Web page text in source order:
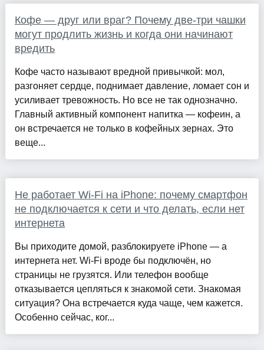
Кофе — друг или враг? Почему две-три чашки
могут продлить жизнь и когда они начинают
вредить
Кофе часто называют вредной привычкой: мол,
разгоняет сердце, поднимает давление, ломает сон и
усиливает тревожность. Но все не так однозначно.
Главный активный компонент напитка — кофеин, а
он встречается не только в кофейных зернах. Это
веще...
Не работает Wi-Fi на iPhone: почему смартфон
не подключается к сети и что делать, если нет
интернета
Вы приходите домой, разблокируете iPhone — а
интернета нет. Wi-Fi вроде бы подключён, но
страницы не грузятся. Или телефон вообще
отказывается цепляться к знакомой сети. Знакомая
ситуация? Она встречается куда чаще, чем кажется.
Особенно сейчас, ког...